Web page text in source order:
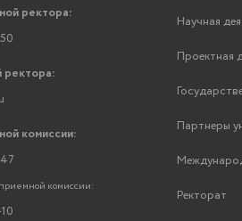
ректора:
ректора:
комиссии:
комиссии:
Научная
Проектная
Партнеры
Ректорат